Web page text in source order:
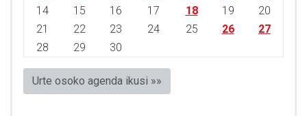
14
15 16 17 18 19
20
21
22 23 24 25 26
27
28
29 30
Urte osoko agenda ikusi »»